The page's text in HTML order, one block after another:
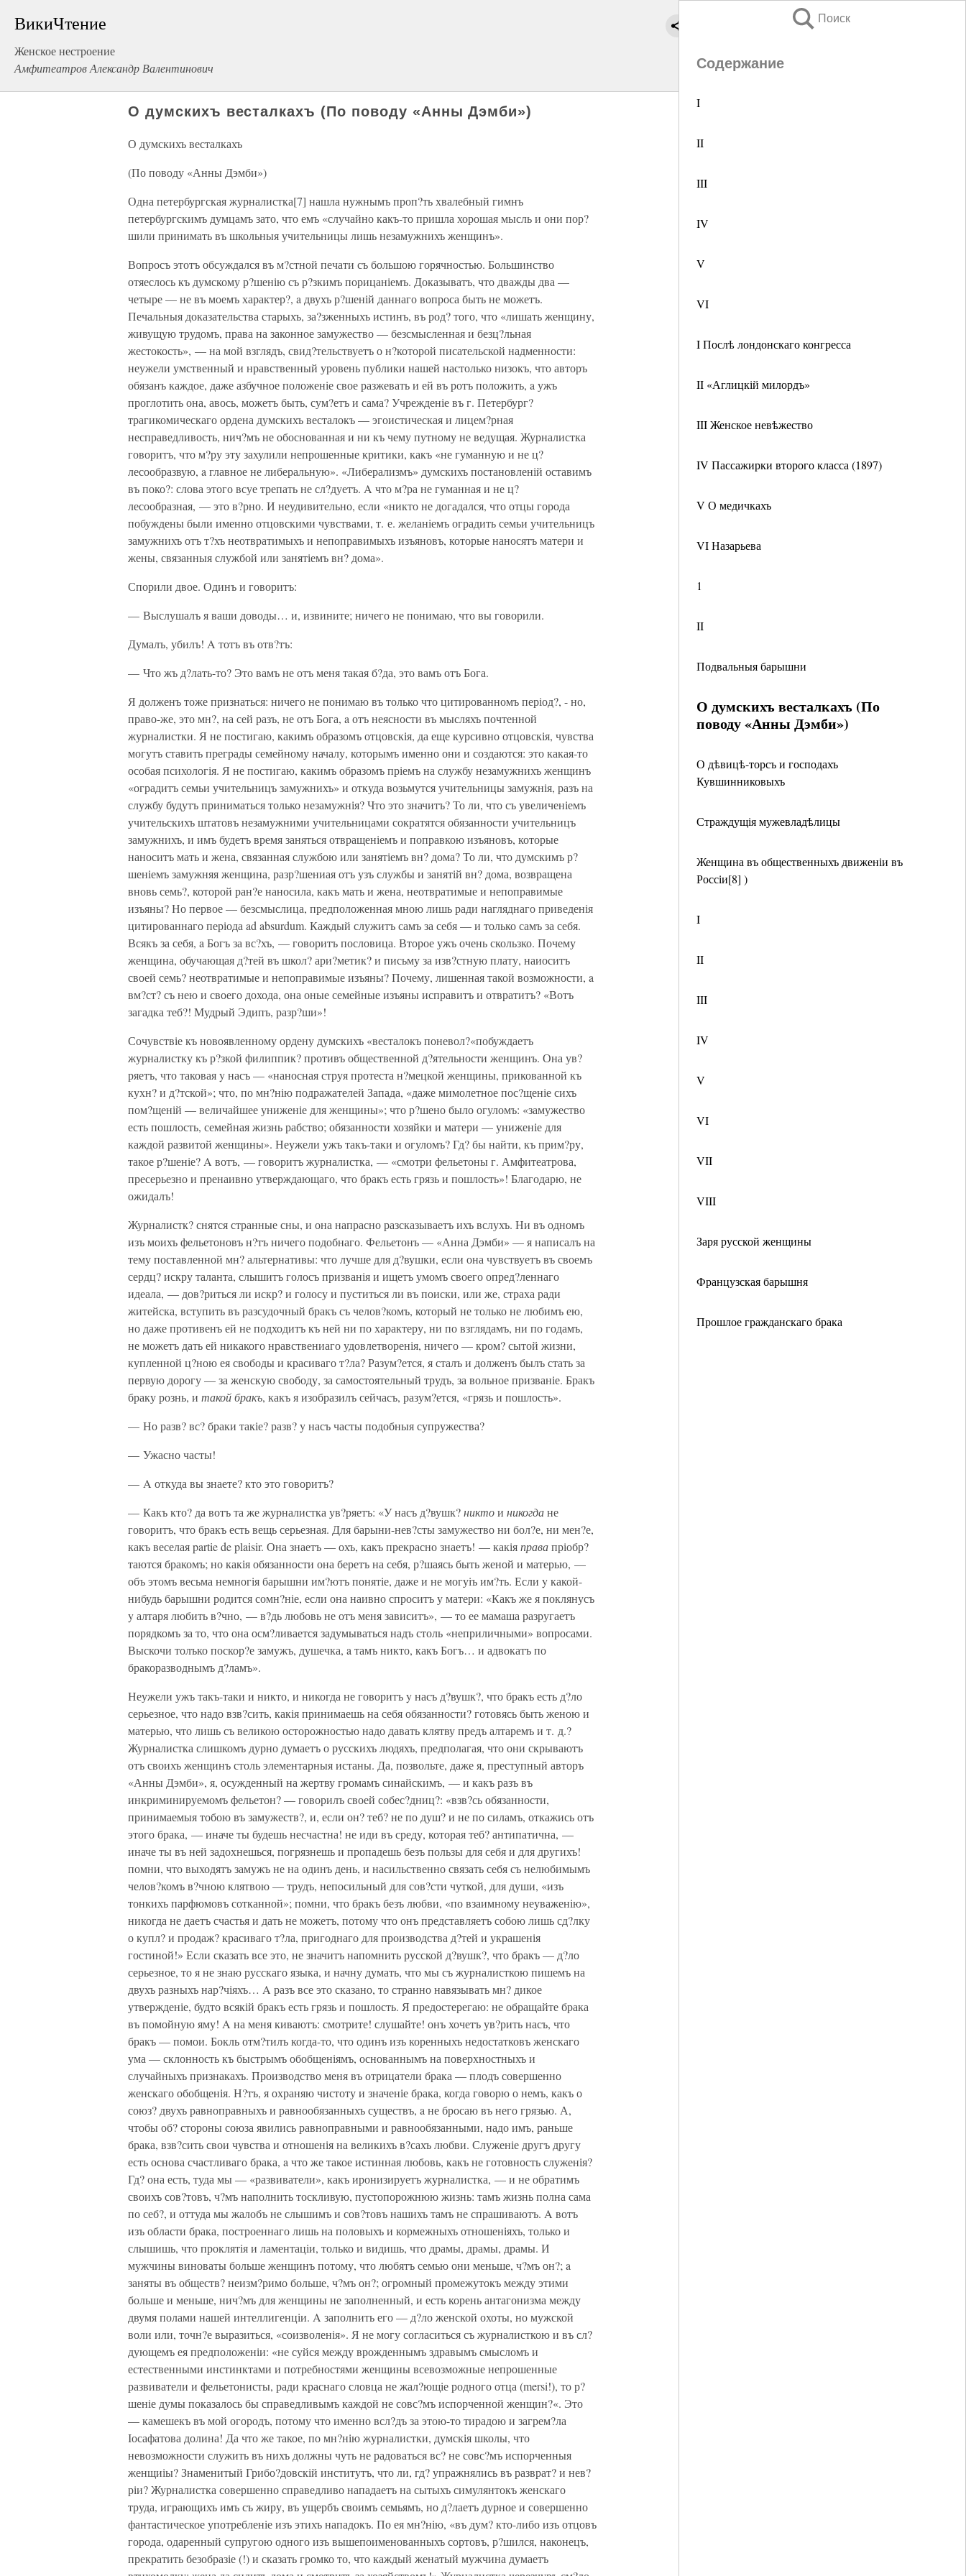
ВикиЧтение
Женское нестроение
Амфитеатров Александр Валентинович
Поиск
Содержание
I
II
III
IV
V
VI
I Послѣ лондонскаго конгресса
II «Аглицкій милордъ»
III Женское невѣжество
IV Пассажирки второго класса (1897)
V О медичкахъ
VI Назарьева
1
II
Подвальныя барышни
О думскихъ весталкахъ (По
поводу «Анны Дэмби»)
О дѣвицѣ-торсъ и господахъ
Кувшинниковыхъ
Страждущія мужевладѣлицы
Женщина въ общественныхъ движеніи въ
Россіи[8] )
I
II
III
IV
V
VI
VII
VIII
Заря русской женщины
Французская барышня
Прошлое гражданскаго брака
О думскихъ весталкахъ (По поводу «Анны Дэмби»)
О думскихъ весталкахъ
(По поводу «Анны Дэмби»)
Одна петербургская журналистка[7] нашла нужнымъ проп?ть хвалебный гимнъ
петербургскимъ думцамъ зато, что емъ «случайно какъ-то пришла хорошая мысль и они пор?
шили принимать въ школьныя учительницы лишь незамужнихъ женщинъ».
Вопросъ этотъ обсуждался въ м?стной печати съ большою горячностью. Большинство
отяеслось къ думскому р?шенію съ р?зкимъ порицаніемъ. Доказыватъ, что дважды два —
четыре — не въ моемъ характер?, a двухъ р?шеній даннаго вопроса быть не можетъ.
Печальныя доказательства старыхъ, за?зженныхъ истинъ, въ род? того, что «лишать женщину,
живущую трудомъ, права на законное замужество — безсмысленная и безц?льная
жестокость», — на мой взглядъ, свид?тельствуетъ о н?которой писательской надменности:
неужели умственный и нравственный уровень публики нашей настолько низокъ, что авторъ
обязанъ каждое, даже азбучное положеніе свое разжевать и ей въ ротъ положить, a ужъ
проглотить она, авось, можетъ быть, сум?етъ и сама? Учрежденіе въ г. Петербург?
трагикомическаго ордена думскихъ весталокъ — эгоистическая и лицем?рная
несправедливость, нич?мъ не обоснованная и ни къ чему путному не ведущая. Журналистка
говоритъ, что м?ру эту захулили непрошенные критики, какъ «не гуманную и не ц?
лесообразвую, a главное не либеральную». «Либерализмъ» думскихъ постановленій оставимъ
въ поко?: слова этого всуе трепать не сл?дуетъ. A что м?ра не гуманная и не ц?
лесообразная, — это в?рно. И неудивительно, если «никто не догадался, что отцы города
побуждены были именно отцовскими чувствами, т. е. желаніемъ оградить семьи учительницъ
замужнихъ отъ т?хъ неотвратимыхъ и непоправимыхъ изъяновъ, которые наносятъ матери и
жены, связанныя службой или занятіемъ вн? дома».
Спорили двое. Одинъ и говоритъ:
— Выслушалъ я ваши доводы… и, извините; ничего не понимаю, что вы говорили.
Думалъ, убилъ! A тотъ въ отв?тъ:
— Что жъ д?лать-то? Это вамъ не отъ меня такая б?да, это вамъ отъ Бога.
Я долженъ тоже признаться: ничего не понимаю въ только что цитированномъ період?, - но,
право-же, это мн?, на сей разъ, не отъ Бога, a отъ неясности въ мысляхъ почтенной
журналистки. Я не постигаю, какимъ образомъ отцовскія, да еще курсивно отцовскія, чувства
могутъ ставить преграды семейному началу, которымъ именно они и создаются: это какая-то
особая психологія. Я не постигаю, какимъ образомъ пріемъ на службу незамужнихъ женщинъ
«оградитъ семьи учительницъ замужнихъ» и откуда возьмутся учительницы замужнія, разъ на
службу будутъ приниматься только незамужнія? Что это значитъ? То ли, что съ увеличеніемъ
учительскихъ штатовъ незамужними учительницами сократятся обязанности учительницъ
замужнихъ, и имъ будетъ время заняться отвращеніемъ и поправкою изъяновъ, которые
наноситъ мать и жена, связанная службою или занятіемъ вн? дома? То ли, что думскимъ р?
шеніемъ замужняя женщина, разр?шениая отъ узъ службы и занятій вн? дома, возвращена
вновь семь?, которой ран?е наносила, какъ мать и жена, неотвратимые и непоправимые
изъяны? Но первое — безсмыслица, предположенная мною лишь ради нагляднаго приведенія
цитированнаго періода ad absurdum. Каждый служитъ самъ за себя — и только самъ за себя.
Всякъ за себя, a Богъ за вс?хъ, — говоритъ пословица. Второе ужъ очень скользко. Почему
женщина, обучающая д?тей въ школ? ари?метик? и письму за изв?стную плату, наиоситъ
своей семь? неотвратимые и непоправимые изъяны? Почему, лишенная такой возможности, a
вм?ст? съ нею и своего дохода, она оные семейные изъяны исправитъ и отвратитъ? «Вотъ
загадка теб?! Мудрый Эдипъ, разр?ши»!
Сочувствіе къ новоявленному ордену думскихъ «весталокъ поневол?«побуждаетъ
журналистку къ р?зкой филиппик? противъ общественной д?ятельности женщинъ. Она ув?
ряетъ, что таковая y насъ — «наносная струя протеста н?мецкой женщины, прикованной къ
кухн? и д?тской»; что, по мн?нію подражателей Запада, «даже мимолетное пос?щеніе сихъ
пом?щеній — величайшее униженіе для женщины»; что р?шено было огуломъ: «замужество
есть пошлость, семейная жизнь рабство; обязанности хозяйки и матери — униженіе для
каждой развитой женщины». Неужели ужъ такъ-таки и огуломъ? Гд? бы найти, къ прим?ру,
такое р?шеніе? A вотъ, — говоритъ журналистка, — «смотри фельетоны г. Амфитеатрова,
пресерьезно и пренаивно утверждающаго, что бракъ есть грязь и пошлость»! Благодарю, не
ожидалъ!
Журналистк? снятся странные сны, и она напрасно разсказываетъ ихъ вслухъ. Ни въ одномъ
изъ моихъ фельетоновъ н?тъ ничего подобнаго. Фельетонъ — «Анна Дэмби» — я написалъ на
тему поставленной мн? альтернативы: что лучше для д?вушки, если она чувствуетъ въ своемъ
сердц? искру таланта, слышитъ голосъ призванія и ищетъ умомъ своего опред?леннаго
идеала, — дов?риться ли искр? и голосу и пуститься ли въ поиски, или же, страха ради
житейска, вступить въ разсудочный бракъ съ челов?комъ, который не только не любимъ ею,
но даже противенъ ей не подходитъ къ ней ни по характеру, ни по взглядамъ, ни по годамъ,
не можетъ дать ей никакого нравствениаго удовлетворенія, ничего — кром? сытой жизни,
купленной ц?ною ея свободы и красиваго т?ла? Разум?ется, я сталъ и долженъ былъ стать за
первую дорогу — за женскую свободу, за самостоятельный трудъ, за вольное призваніе. Бракъ
браку рознь, и такой бракъ, какъ я изобразилъ сейчасъ, разум?ется, «грязь и пошлость».
— Но разв? вс? браки такіе? разв? y насъ часты подобныя супружества?
— Ужасно часты!
— A откуда вы знаете? кто это говоритъ?
— Какъ кто? да вотъ та же журналистка ув?ряетъ: «У насъ д?вушк?никтои никогдане
говоритъ, что бракъ есть вещь серьезная. Для барыни-нев?сты замужество ни бол?е, ни мен?е,
какъ веселая partie de plaisir. Она знаетъ — охъ, какъ прекрасно знаетъ! — какіяправапріобр?
таются бракомъ; но какія обязанности она беретъ на себя, р?шаясь быть женой и матерью, —
объ этомъ весьма немногія барышни им?ютъ понятіе, даже и не могуіъ им?ть. Если y какой-
нибудь барышни родится сомн?ніе, если она наивно спроситъ у матери: «Какъ же я поклянусъ
y алтаря любить в?чно, — в?дь любовь не отъ меня зависитъ», — то ее мамаша разругаетъ
порядкомъ за то, что она осм?ливается задумываться надъ столь «неприличными» вопросами.
Выскочи толъко поскор?е замужъ, душечка, a тамъ никто, какъ Богъ… и адвокатъ по
бракоразводнымъ д?ламъ».
Неужели ужъ такъ-таки и никто, и никогда не говоритъ y насъ д?вушк?, что бракъ есть д?ло
серьезное, что надо взв?сить, какія принимаешь на себя обязанности? готовясь быть женою и
матерью, что лишь съ великою осторожностью надо давать клятву предъ алтаремъ и т. д.?
Журналистка слишкомъ дурно думаетъ о русскихъ людяхъ, предполагая, что они скрываютъ
отъ своихъ женщинъ столь элементарныя истаны. Да, позвольте, даже я, преступный авторъ
«Анны Дэмби», я, осужденный на жертву громамъ синайскимъ, — и какъ разъ въ
инкриминируемомъ фельетон? — говорилъ своей собес?дниц?: «взв?сь обязанности,
принимаемыя тобою въ замужеств?, и, если он? теб? не по душ? и не по силамъ, откажись отъ
этого брака, — иначе ты будешь несчастна! не иди въ среду, которая теб? антипатична, —
иначе ты въ ней задохнешься, погрязнешь и пропадешь безъ пользы для себя и для другихъ!
помни, что выходятъ замужъ не на одинъ день, и насильственно связать себя съ нелюбимымъ
челов?комъ в?чною клятвою — трудъ, непосильный для сов?сти чуткой, для души, «изъ
тонкихъ парфюмовъ сотканной»; помни, что бракъ безъ любви, «по взаимному неуваженію»,
никогда не даетъ счастья и дать не можетъ, потому что онъ представляетъ собою лишь сд?лку
о купл? и продаж? красиваго т?ла, пригоднаго для производства д?тей и украшенія
гостиной!» Если сказать все это, не значитъ напомнить русской д?вушк?, что бракъ — д?ло
серьезное, то я не знаю русскаго языка, и начну думать, что мы съ журналисткою пишемъ на
двухъ разныхъ нар?чіяхъ… A разъ все это сказано, то странно навязывать мн? дикое
утвержденіе, будто всякій бракъ есть грязь и пошлость. Я предостерегаю: не обращайте брака
въ помойную яму! A на меня киваютъ: смотрите! слушайте! онъ хочетъ ув?рить насъ, что
бракъ — помои. Бокль отм?тилъ когда-то, что одинъ изъ коренныхъ недостатковъ женскаго
ума — склонность къ быстрымъ обобщеніямъ, основаннымъ на поверхностныхъ и
случайныхъ признакахъ. Производство меня въ отрицатели брака — плодъ совершенно
женскаго обобщенія. Н?тъ, я охраняю чистоту и значеніе брака, когда говорю о немъ, какъ о
союз? двухъ равноправныхъ и равнообязанныхъ существъ, a не бросаю въ него грязью. А,
чтобы об? стороны союза явились равноправными и равнообязанными, надо имъ, раньше
брака, взв?сить свои чувства и отношенія на великихъ в?сахъ любви. Служеніе другъ другу
есть основа счастливаго брака, a что же такое истинная любовь, какъ не готовность служенія?
Гд? она есть, туда мы — «развиватели», какъ иронизируетъ журналистка, — и не обратимъ
своихъ сов?товъ, ч?мъ наполнить тоскливую, пустопорожнюю жизнь: тамъ жизнь полна сама
по себ?, и оттуда мы жалобъ не слышимъ и сов?товъ нашихъ тамъ не спрашиваютъ. A вотъ
изъ области брака, построеннаго лишь на половыхъ и кормежныхъ отношеніяхъ, только и
слышишь, что проклятія и ламентаціи, только и видишь, что драмы, драмы, драмы. И
мужчины виноваты больше женщинъ потому, что любятъ семью они меньше, ч?мъ он?; a
заняты въ обществ? неизм?римо больше, ч?мъ он?; огромный промежутокъ между этими
больше и меньше, нич?мъ для женщины не заполненный, и есть корень антагонизма между
двумя полами нашей интеллигенціи. A заполнить его — д?ло женской охоты, но мужской
воли или, точн?е выразиться, «соизволенія». Я не могу согласиться съ журналисткою и въ сл?
дующемъ ея предположеніи: «не суйся между врожденнымъ здравымъ смысломъ и
естественными инстинктами и потребностями женщины всевозможные непрошенные
развиватели и фельетонисты, ради краснаго словца не жал?ющіе родного отца (mersi!), то р?
шеніе думы показалось бы справедливымъ каждой не совс?мъ испорченной женщин?«. Это
— камешекъ въ мой огородъ, потому что именно всл?дъ за этою-то тирадою и загрем?ла
Іосафатова долина! Да что же такое, по мн?нію журналистки, думскія школы, что
невозможности служить въ нихъ должны чуть не радоваться вс? не совс?мъ испорченныя
женщиіы? Знаменитый Грибо?довскій институтъ, что ли, гд? упражнялись въ разврат? и нев?
ріи? Журналистка совершенно справедливо нападаетъ на сытыхъ симулянтокъ женскаго
труда, играющихъ имъ съ жиру, въ ущербъ своимъ семьямъ, но д?лаетъ дурное и совершенно
фантастическое употребленіе изъ этихъ нападокъ. По ея мн?нію, «въ дум? кто-либо изъ отцовъ
города, одаренный супругою одного изъ вышепоименованныхъ сортовъ, р?шился, наконецъ,
прекратить безобразіе (!) и сказать громко то, что каждый женатый мужчина думаетъ